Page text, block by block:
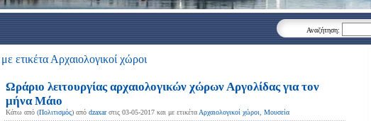
Αναζήτηση:
ετικέτα Αρχαιολογικοί χώροι
Ωράριo λειτουργίας αρχαιολογικών χώρων Αργολίδας για τον
μήνα Μάιο
Κάτω από (Πολιτισμός) από dzaxarστις 03-05-2017 και με ετικέτα Αρχαιολογικοί χώροι Μουσεία